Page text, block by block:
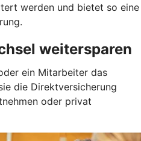
werden und bietet so eine
weitersparen
ein Mitarbeiter das
die Direktversicherung
oder privat